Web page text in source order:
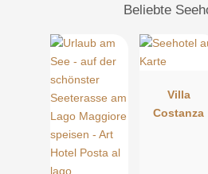
Beliebte
Villa
Costanza